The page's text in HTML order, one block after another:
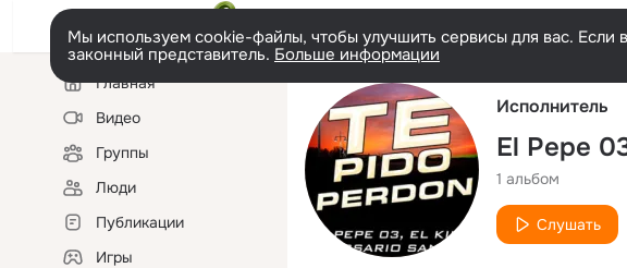
Мы используем cookie-файлы, чтобы улучшить сервисы для вас.
законный представитель. Больше информации
Левая
колонкаГлавная
Видео
Группы
Люди
Публикации
Игры
Исполнитель
El Pepe
1 альбом
Слушать